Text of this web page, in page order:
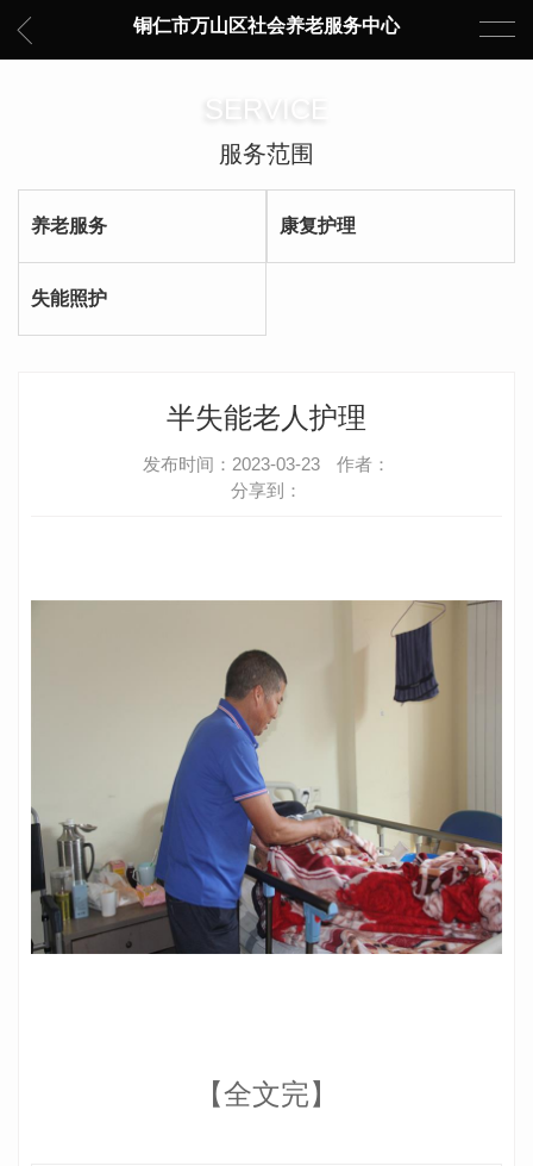
铜仁市万山区社会养老服务中心
SERVICE
服务范围
养老服务 康复护理
失能照护
半失能老人护理
发布时间：2023-03-23
作者：
分享到：
【全文完】